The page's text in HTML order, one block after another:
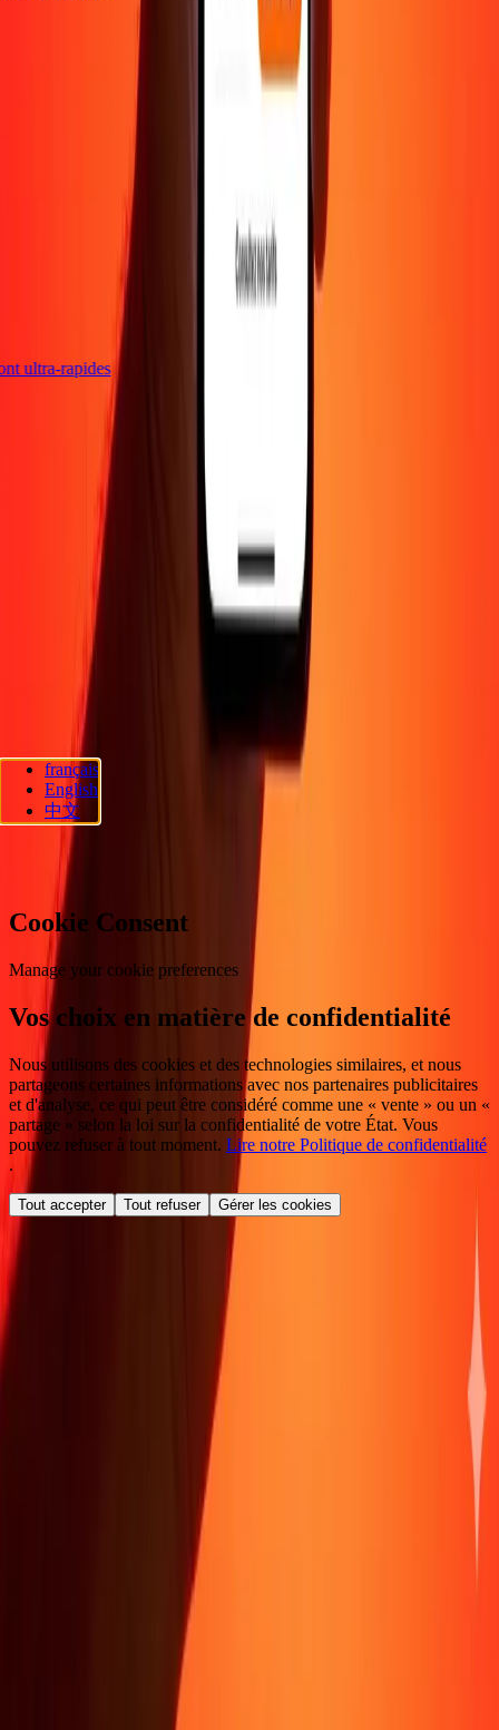
ultra-rapides
Blog
Envoyer de l'argent en
Entreprise Devenir agent
Devenir affilié
Politique de confidentialité
Avis sur les cookies
Promotion Prévention de la fraudeCentre d'aide
d'accessibilité
Suivez-nous
Ria Lithuania UAB. © 2026 Dandelion Payments, Inc. Tous droits
réservés.
Préférences en matière de cookies
français
English
中文
Cookie Consent
Manage your cookie preferences
Vos choix en matière de confidentialité
Nous utilisons des cookies et des technologies similaires, et nous
partageons certaines informations avec nos partenaires publicitaires
et d'analyse, ce qui peut être considéré comme une « vente » ou un «
partage » selon la loi sur la confidentialité de votre État. Vous
pouvez refuser à tout moment. Lire notre Politique de confidentialité
.
Tout accepter Tout refuser Gérer les cookies